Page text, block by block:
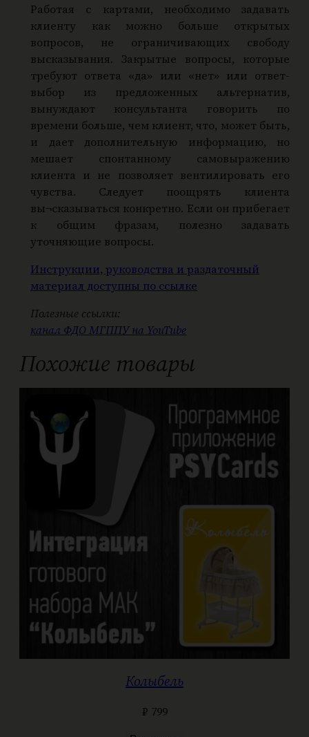
Работая с картами, необходимо задавать
клиенту как можно больше открытых
вопросов, не ограничивающих свободу
высказывания. Закрытые вопросы, которые
требуют ответа «да» или «нет» или ответ-
выбор из предложенных альтернатив,
вынуждают консультанта говорить по
времени больше, чем клиент, что, может быть,
и дает дополнительную информацию, но
мешает спонтанному самовыражению
клиента и не позволяет вентилировать его
чувства. Следует поощрять клиента
вы¬сказываться конкретно. Если он прибегает
к общим фразам, полезно задавать
уточняющие вопросы.
Инструкции, руководства и раздаточный
материал доступны по ссылке
Полезные ссылки:
канал ФДО МГППУ на YouTube
Похожие товары
Колыбель
₽ 799